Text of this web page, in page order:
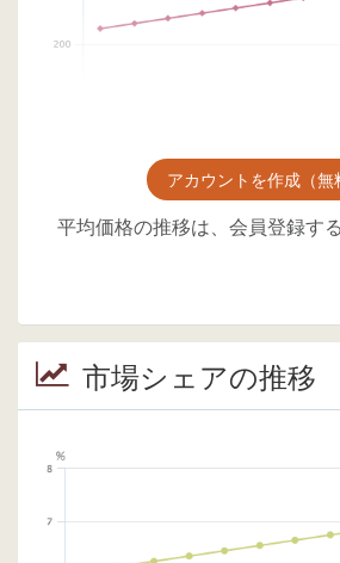
アカウントを作成（無
平均価格の推移は、会員登録す
市場シェアの推移